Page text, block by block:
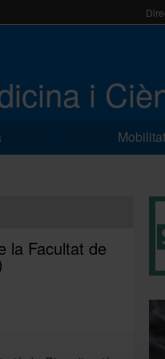
i
Mobilitat
la Facultat de